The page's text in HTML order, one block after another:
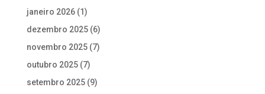
janeiro 2026(1)
dezembro 2025(6)
novembro 2025(7)
outubro 2025(7)
setembro 2025(9)